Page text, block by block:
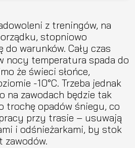
z treningów, na
stopniowo
warunków. Cały czas
nocy temperatura spada do
że świeci słońce,
-10°C. Trzeba jednak
na zawodach będzie tak
trochę opadów śniegu, co
przy trasie – usuwają
i odśnieżarkami, by stok
zawodów.